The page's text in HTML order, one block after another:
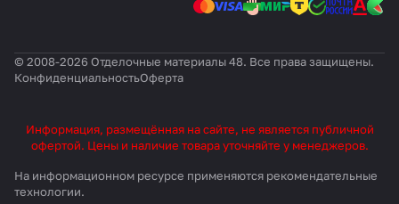
© 2008-2026 Отделочные материалы 48. Все права защищены.
КонфиденциальностьОферта
Информация, размещённая на сайте, не является публичной
офертой. Цены и наличие товара уточняйте у менеджеров.
На информационном ресурсе применяются рекомендательные
технологии.